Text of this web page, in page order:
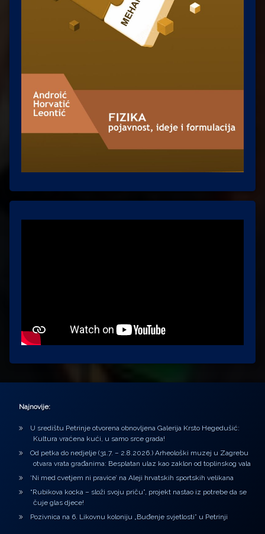
Najnovije:
U središtu Petrinje otvorena obnovljena Galerija Krsto Hegedušić:
Kultura vraćena kući, u samo srce grada!
Od petka do nedjelje (31.7. – 2.8.2026.) Arheološki muzej u Zagrebu
otvara vrata građanima: Besplatan ulaz kao zaklon od toplinskog vala
‘Ni med cvetjem ni pravice’ na Aleji hrvatskih sportskih velikana
“Rubikova kocka – složi svoju priču”, projekt nastao iz potrebe da se
čuje glas djece!
Pozivnica na 6. Likovnu koloniju „Buđenje svjetlosti” u Petrinji